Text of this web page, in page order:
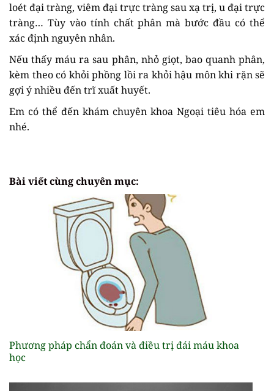
loét đại tràng, viêm đại trực tràng sau xạ trị, u đại trực
tràng… Tùy vào tính chất phân mà bước đầu có thể
xác định nguyên nhân.
Nếu thấy máu ra sau phân, nhỏ giọt, bao quanh phân,
kèm theo có khỏi phồng lồi ra khỏi hậu môn khi rặn sẽ
gợi ý nhiều đến trĩ xuất huyết.
Em có thể đến khám chuyên khoa Ngoại tiêu hóa em
nhé.
Bài viết cùng chuyên mục:
Phương pháp chẩn đoán và điều trị đái máu khoa
học